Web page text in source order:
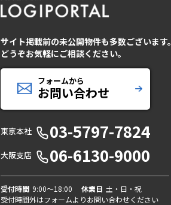
サイト掲載前の未公開物件も多数ございます。
どうぞお気軽にご相談ください。
フォームから
お問い合わせ
東京本社 03-5797-7824
大阪支店 06-6130-9000
受付時間 9:00〜18:00 休業日 土・日・祝
受付時間外はフォームよりお問い合わせください